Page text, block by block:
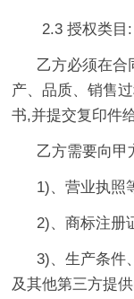
2.3 授权类目:
乙方必须在合
产、品质、销售
书,并提交复印件
乙方需要向甲
1)、营业执照
2)、商标注册
3)、生产条件
及其他第三方提